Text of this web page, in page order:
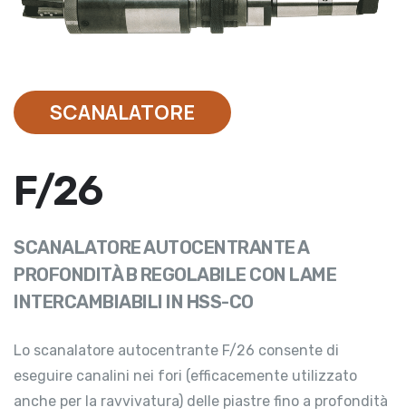
SCANALATORE
F/26
SCANALATORE AUTOCENTRANTE A
PROFONDITÀ B REGOLABILE CON LAME
INTERCAMBIABILI IN HSS-CO
Lo scanalatore autocentrante F/26 consente di
eseguire canalini nei fori (efficacemente utilizzato
anche per la ravvivatura) delle piastre fino a profondità